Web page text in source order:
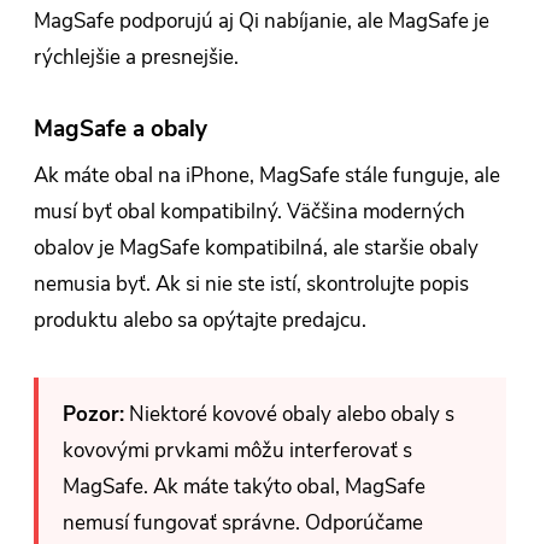
MagSafe podporujú aj Qi nabíjanie, ale MagSafe je
rýchlejšie a presnejšie.
MagSafe a obaly
Ak máte obal na iPhone, MagSafe stále funguje, ale
musí byť obal kompatibilný. Väčšina moderných
obalov je MagSafe kompatibilná, ale staršie obaly
nemusia byť. Ak si nie ste istí, skontrolujte popis
produktu alebo sa opýtajte predajcu.
Pozor: Niektoré kovové obaly alebo obaly s
kovovými prvkami môžu interferovať s
MagSafe. Ak máte takýto obal, MagSafe
nemusí fungovať správne. Odporúčame